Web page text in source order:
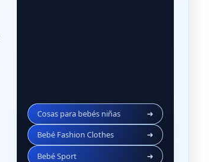
Cosas para bebés niñas
➜
Bebé Fashion Clothes
➜
Bebé Sport
➜